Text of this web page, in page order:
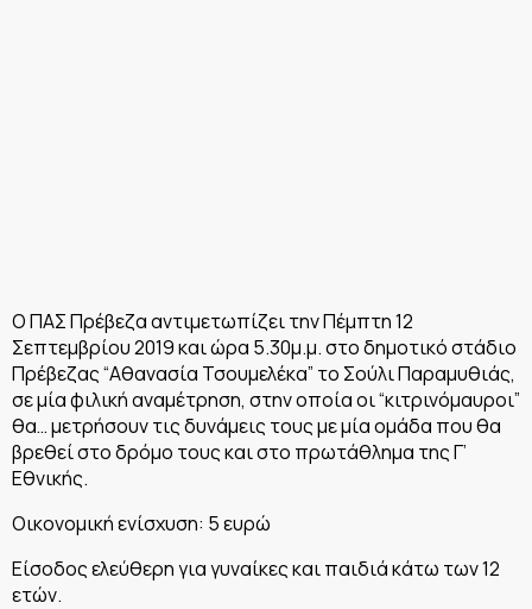
Ο ΠΑΣ Πρέβεζα αντιμετωπίζει την Πέμπτη 12
Σεπτεμβρίου 2019 και ώρα 5.30μ.μ. στο δημοτικό στάδιο
Πρέβεζας “Αθανασία Τσουμελέκα” το Σούλι Παραμυθιάς,
σε μία φιλική αναμέτρηση, στην οποία οι “κιτρινόμαυροι”
θα… μετρήσουν τις δυνάμεις τους με μία ομάδα που θα
βρεθεί στο δρόμο τους και στο πρωτάθλημα της Γ’
Εθνικής.
Οικονομική ενίσχυση: 5 ευρώ
Είσοδος ελεύθερη για γυναίκες και παιδιά κάτω των 12
ετών.